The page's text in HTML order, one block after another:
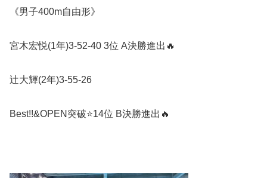
《男子400m自由形》
宮木宏悦(1年)3-52-40 3位 A決勝進出 🔥
辻大輝(2年)3-55-26
Best!!&OPEN 突破⭐️14位 B決勝進出 🔥